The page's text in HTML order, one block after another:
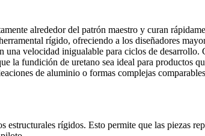
alrededor del patrón maestro y curan
rígido, ofreciendo a los diseñadores
velocidad inigualable para ciclos de desarrollo.
fundición de uretano sea ideal para productos
de aluminio o formas complejas
rígidos. Esto permite que las piezas